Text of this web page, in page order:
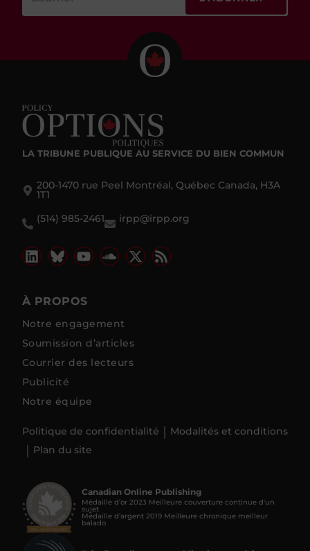
LA TRIBUNE PUBLIQUE AU SERVICE DU BIEN COMMUN
200-1470 rue Peel Montréal, Québec Canada, H3A
1T1
(514) 985-2461
irpp@irpp.org
À PROPOS
Notre engagement
Soumission d’articles
Courrier des lecteurs
Publicité
Notre équipe
Politique de confidentialité
Modalités et conditions
Plan du site
Canadian Online Publishing
Médaille d’or 2023 Meilleure couverture continue d'un
sujet
Médaille d’argent 2019 Meilleure chronique meilleur
balado